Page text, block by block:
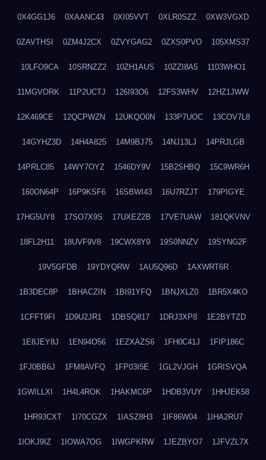
0X4GG1J6 0XAANC43 0XI05VVT 0XLR0SZZ 0XW3VGXD
0ZAVTHSI 0ZM4J2CX 0ZVYGAG2 0ZXS0PVO 105XMS37
10LFO9CA 10SRNZZ2 10ZH1AUS 10ZZI8A5 1103WHO1
11MGVORK 11P2UCTJ 126I93O6 12FS3WHV 12HZ1JWW
12K469CE 12QCPWZN 12UKQO0N 133P7UOC 13COV7L8
14GYHZ3D 14H4A825 14M9BJ75 14NJ13LJ 14PRJLGB
14PRLC85 14WY7OYZ 1546DY9V 15B2SHBQ 15C9WR6H
160ON64P 16P9KSF6 16SBWI43 16U7RZJT 179PIGYE
17HG5UY8 17SO7X9S 17UXEZ2B 17VE7UAW 181QKVNV
18FL2H11 18UVF9V8 19CWX8Y9 19S0NNZV 19SYNG2F
19V5GFDB 19YDYQRW 1AU5Q96D 1AXWRT6R
1B3DEC8P 1BHACZIN 1BI91YFQ 1BNJXLZ0 1BR5X4KO
1CFFT9FI 1D9U2JR1 1DBSQ817 1DRJ3XP8 1E2BYTZD
1E8JEY8J 1EN94O56 1EZXAZS6 1FH0C41J 1FIP186C
1FJ0BB6J 1FM8AVFQ 1FP03I5E 1GL2VJGH 1GRISVQA
1GWILLXI 1H4L4ROK 1HAKMC6P 1HDB3VUY 1HHJEK58
1HR93CXT 1I70CGZX 1IASZ8H3 1IF86W04 1IHA2RU7
1IOKJ9IZ 1IOWA7OG 1IWGPKRW 1JEZBYO7 1JFVZL7X